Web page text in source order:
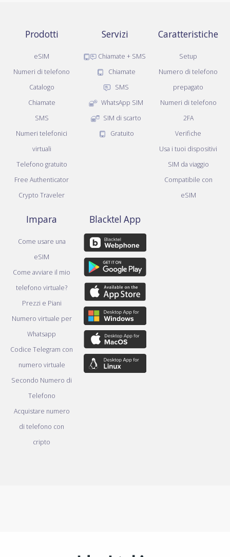
Prodotti
eSIM
Numeri di telefono
Catalogo
Chiamate
SMS
Numeri telefonici
virtuali
Telefono gratuito
Free Authenticator
Crypto Traveler
Servizi
Chiamate + SMS
Chiamate
SMS
WhatsApp SIM
SIM di scarto
Gratuito
Caratteristiche
Setup
Numero di telefono
prepagato
Numeri di telefono
2FA
Verifiche
Usa i tuoi dispositivi
SIM da viaggio
Compatibile con
eSIM
Impara
Come usare una
eSIM
Come avviare il mio
telefono virtuale?
Prezzi e Piani
Numero virtuale per
Whatsapp
Codice Telegram con
numero virtuale
Secondo Numero di
Telefono
Acquistare numero
di telefono con
cripto
Blacktel App